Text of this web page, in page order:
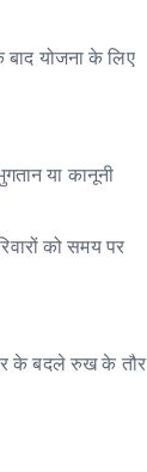
योजना के लिए
या कानूनी
को समय पर
के बदले रुख के तौर